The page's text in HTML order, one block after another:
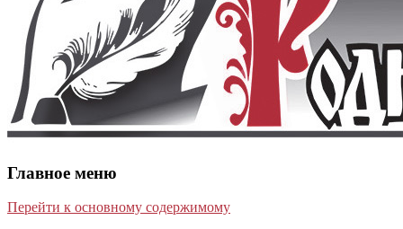
Главное меню
Перейти к основному содержимому